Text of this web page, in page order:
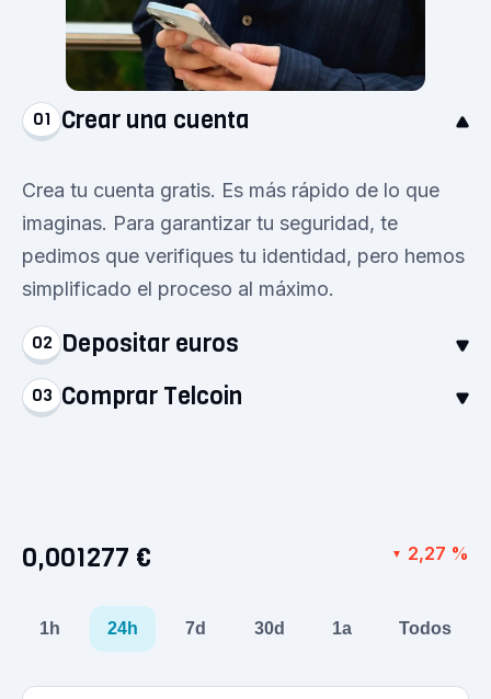
01 Crear una cuenta
Crea tu cuenta gratis. Es más rápido de lo que
imaginas. Para garantizar tu seguridad, te
pedimos que verifiques tu identidad, pero hemos
simplificado el proceso al máximo.
02 Depositar euros
Deposita euros con el método de pago que
03 Comprar Telcoin
0,001277 € ▼ 2,27 %
1h 24h 7d 30d 1a Todos